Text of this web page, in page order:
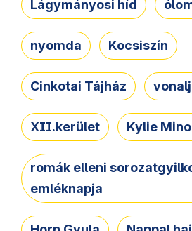
Lágymányosi híd
nyomda Kocsiszín
Cinkotai Tájház
XII.kerület Kylie
romák elleni
emléknapja